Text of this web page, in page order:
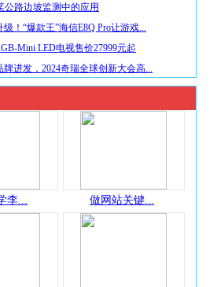
公路边坡监测中的应用
！“爆款王”海信E8Q Pro让游戏...
Mini LED电视售价27999元起
牌进发，2024奇瑞全球创新大会高...
李... 做网站关键...